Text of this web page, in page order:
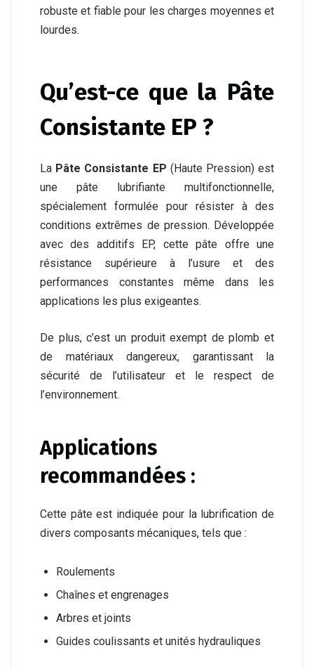
robuste et fiable pour les charges moyennes et
lourdes.
Qu’est-ce que la Pâte
Consistante EP ?
La Pâte Consistante EP (Haute Pression) est
une pâte lubrifiante multifonctionnelle,
spécialement formulée pour résister à des
conditions extrêmes de pression. Développée
avec des additifs EP, cette pâte offre une
résistance supérieure à l’usure et des
performances constantes même dans les
applications les plus exigeantes.
De plus, c’est un produit exempt de plomb et
de matériaux dangereux, garantissant la
sécurité de l’utilisateur et le respect de
l’environnement.
Applications
recommandées :
Cette pâte est indiquée pour la lubrification de
divers composants mécaniques, tels que :
Roulements
Chaînes et engrenages
Arbres et joints
Guides coulissants et unités hydrauliques